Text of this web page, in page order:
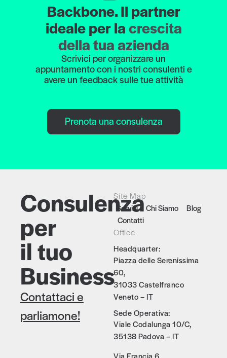
Backbone. Il partner
ideale per lacrescita
della tua azienda
Scrivici per organizzare un
appuntamento con i nostri consulenti e
avere un feedback sulle tue attività
Prenota una consulenza
Consulenza
per
il tuo
Business
Contattaci e
parliamone!
Site Map
Servizi
Chi Siamo
Blog
Contatti
Office
Headquarter:
Piazza delle Serenissima
60,
31033 Castelfranco
Veneto – IT
Sede Operativa:
Viale Codalunga 10/C,
35138 Padova – IT
Via Francia 6,